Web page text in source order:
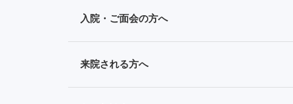
入院・ご面会の方へ
来院される方へ